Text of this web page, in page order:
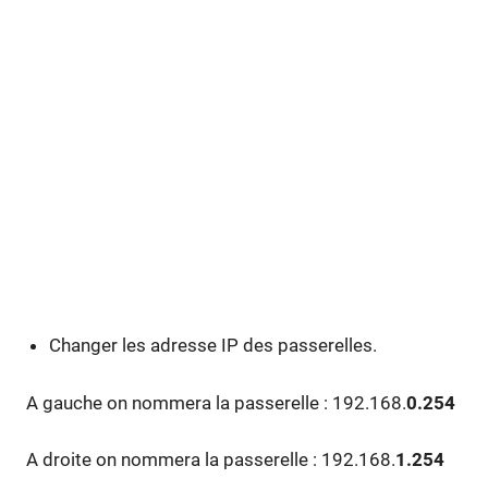
Changer les adresse IP des passerelles.
A gauche on nommera la passerelle : 192.168.0.254
A droite on nommera la passerelle : 192.168.1.254